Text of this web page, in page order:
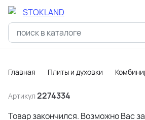
Главная Плиты и духовки
Артикул 2274334
Товар закончился. Возможно Вас